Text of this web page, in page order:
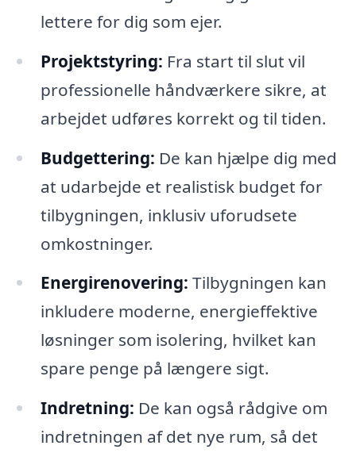
lettere for dig som ejer.
Projektstyring: Fra start til slut vil
professionelle håndværkere sikre, at
arbejdet udføres korrekt og til tiden.
Budgettering: De kan hjælpe dig med
at udarbejde et realistisk budget for
tilbygningen, inklusiv uforudsete
omkostninger.
Energirenovering: Tilbygningen kan
inkludere moderne, energieffektive
løsninger som isolering, hvilket kan
spare penge på længere sigt.
Indretning: De kan også rådgive om
indretningen af det nye rum, så det